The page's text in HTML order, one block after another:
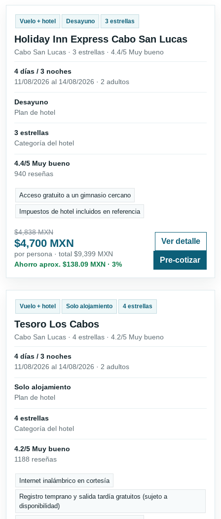
Vuelo + hotel Desayuno 3 estrellas
Holiday Inn Express Cabo San Lucas
Cabo San Lucas · 3 estrellas · 4.4/5 Muy bueno
4 días / 3 noches
11/08/2026 al 14/08/2026 · 2 adultos
Desayuno
Plan de hotel
3 estrellas
Categoría del hotel
4.4/5 Muy bueno
940 reseñas
Acceso gratuito a un gimnasio cercano
Impuestos de hotel incluidos en referencia
$4,838 MXN
$4,700 MXN
por persona · total $9,399 MXN
Ahorro aprox. $138.09 MXN · 3%
Ver detalle
Pre-cotizar
Vuelo + hotel Solo alojamiento 4 estrellas
Tesoro Los Cabos
Cabo San Lucas · 4 estrellas · 4.2/5 Muy bueno
4 días / 3 noches
11/08/2026 al 14/08/2026 · 2 adultos
Solo alojamiento
Plan de hotel
4 estrellas
Categoría del hotel
4.2/5 Muy bueno
1188 reseñas
Internet inalámbrico en cortesía
Registro temprano y salida tardía gratuitos (sujeto a
disponibilidad)